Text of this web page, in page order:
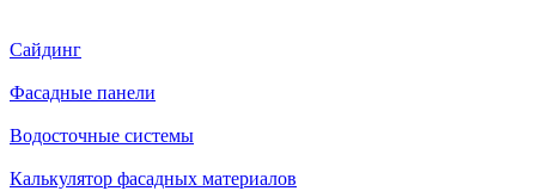
Сайдинг
Фасадные панели
Водосточные системы
Калькулятор фасадных материалов